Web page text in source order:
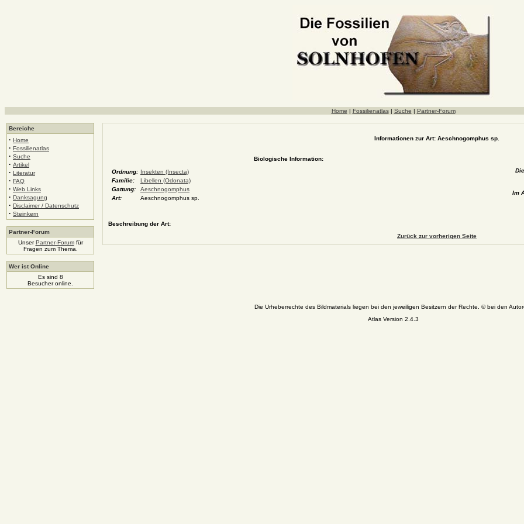
Home | Fossilienatlas| Suche | Partner-Forum
Bereiche
· Home
· Fossilienatlas
· Suche
· Artikel
· Literatur
· FAQ
· Web Links
· Danksagung
· Disclaimer / Datenschutz
· Steinkern
Partner-Forum
UnserPartner-Forumfür
Fragen zum Thema.
Wer ist Online
Es sind 8
Besucher online.
Informationen zur Art: Aeschnogomphus sp.
Biologische Information:
Ordnung: Insekten (Insecta)
Familie:
Libellen (Odonata)
Gattung:
Aeschnogomphus
Art:
Aeschnogomphus sp.
Im
Beschreibung der Art:
Zurück zur vorherigen Seite
Die Urheberrechte des Bildmaterials liegen bei den jeweiligen Besitzern der Rechte. © bei den
Atlas Version 2.4.3